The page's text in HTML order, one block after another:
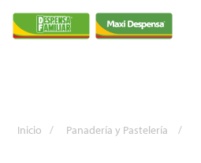
Inicio / Panadería y Pastelería /